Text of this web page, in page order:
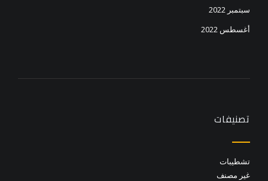
سبتمبر 2022
أغسطس 2022
تصنيفات
تشطيبات
غير مصنف